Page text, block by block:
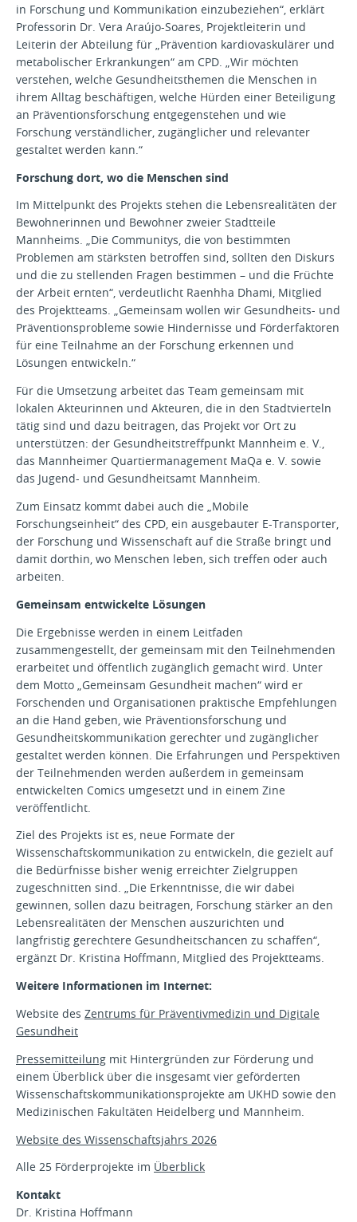
in Forschung und Kommunikation einzubeziehen“, erklärt
Professorin Dr. Vera Araújo-Soares, Projektleiterin und
Leiterin der Abteilung für „Prävention kardiovaskulärer und
metabolischer Erkrankungen“ am CPD. „Wir möchten
verstehen, welche Gesundheitsthemen die Menschen in
ihrem Alltag beschäftigen, welche Hürden einer Beteiligung
an Präventionsforschung entgegenstehen und wie
Forschung verständlicher, zugänglicher und relevanter
gestaltet werden kann.“
Forschung dort, wo die Menschen sind
Im Mittelpunkt des Projekts stehen die Lebensrealitäten der
Bewohnerinnen und Bewohner zweier Stadtteile
Mannheims. „Die Communitys, die von bestimmten
Problemen am stärksten betroffen sind, sollten den Diskurs
und die zu stellenden Fragen bestimmen – und die Früchte
der Arbeit ernten“, verdeutlicht Raenhha Dhami, Mitglied
des Projektteams. „Gemeinsam wollen wir Gesundheits- und
Präventionsprobleme sowie Hindernisse und Förderfaktoren
für eine Teilnahme an der Forschung erkennen und
Lösungen entwickeln.“
Für die Umsetzung arbeitet das Team gemeinsam mit
lokalen Akteurinnen und Akteuren, die in den Stadtvierteln
tätig sind und dazu beitragen, das Projekt vor Ort zu
unterstützen: der Gesundheitstreffpunkt Mannheim e. V.,
das Mannheimer Quartiermanagement MaQa e. V. sowie
das Jugend- und Gesundheitsamt Mannheim.
Zum Einsatz kommt dabei auch die „Mobile
Forschungseinheit“ des CPD, ein ausgebauter E-Transporter,
der Forschung und Wissenschaft auf die Straße bringt und
damit dorthin, wo Menschen leben, sich treffen oder auch
arbeiten.
Gemeinsam entwickelte Lösungen
Die Ergebnisse werden in einem Leitfaden
zusammengestellt, der gemeinsam mit den Teilnehmenden
erarbeitet und öffentlich zugänglich gemacht wird. Unter
dem Motto „Gemeinsam Gesundheit machen“ wird er
Forschenden und Organisationen praktische Empfehlungen
an die Hand geben, wie Präventionsforschung und
Gesundheitskommunikation gerechter und zugänglicher
gestaltet werden können. Die Erfahrungen und Perspektiven
der Teilnehmenden werden außerdem in gemeinsam
entwickelten Comics umgesetzt und in einem Zine
veröffentlicht.
Ziel des Projekts ist es, neue Formate der
Wissenschaftskommunikation zu entwickeln, die gezielt auf
die Bedürfnisse bisher wenig erreichter Zielgruppen
zugeschnitten sind. „Die Erkenntnisse, die wir dabei
gewinnen, sollen dazu beitragen, Forschung stärker an den
Lebensrealitäten der Menschen auszurichten und
langfristig gerechtere Gesundheitschancen zu schaffen“,
ergänzt Dr. Kristina Hoffmann, Mitglied des Projektteams.
Weitere Informationen im Internet:
Website des Zentrums für Präventivmedizin und Digitale
Gesundheit
Pressemitteilung mit Hintergründen zur Förderung und
einem Überblick über die insgesamt vier geförderten
Wissenschaftskommunikationsprojekte am UKHD sowie den
Medizinischen Fakultäten Heidelberg und Mannheim.
Website des Wissenschaftsjahrs 2026
Alle 25 Förderprojekte im Überblick
Kontakt
Dr. Kristina Hoffmann